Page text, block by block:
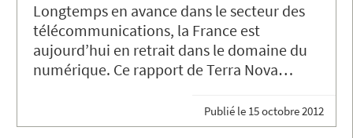
Longtemps en avance dans le secteur des
télécommunications, la France est
aujourd’hui en retrait dans le domaine du
numérique. Ce rapport de Terra Nova…
Publié le 15 octobre 2012